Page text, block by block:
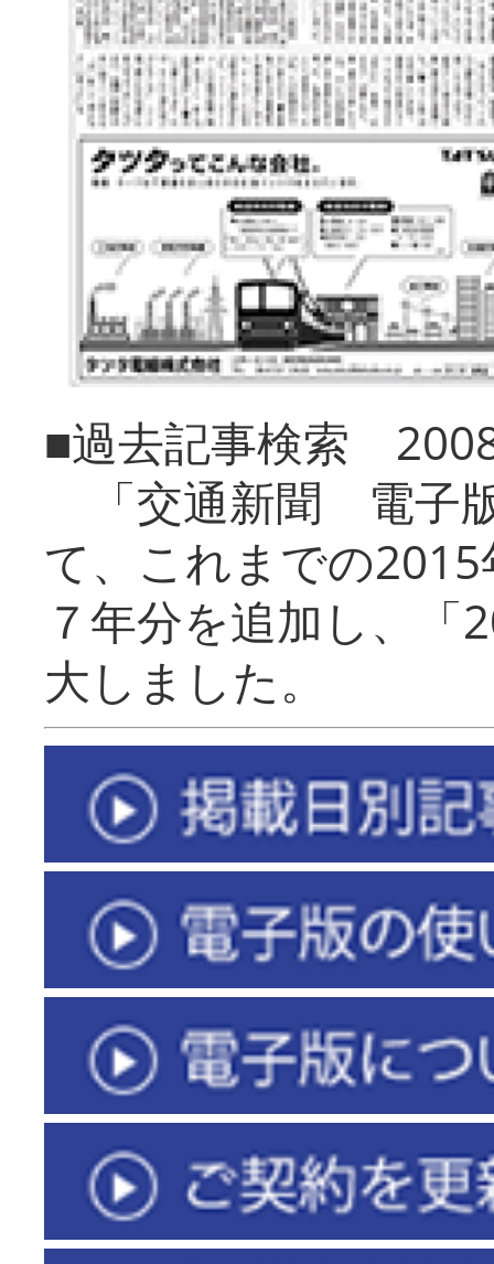
■過去記事検索
「交通新聞 電子
て、これまでの
７年分を追加し、「
大しまし